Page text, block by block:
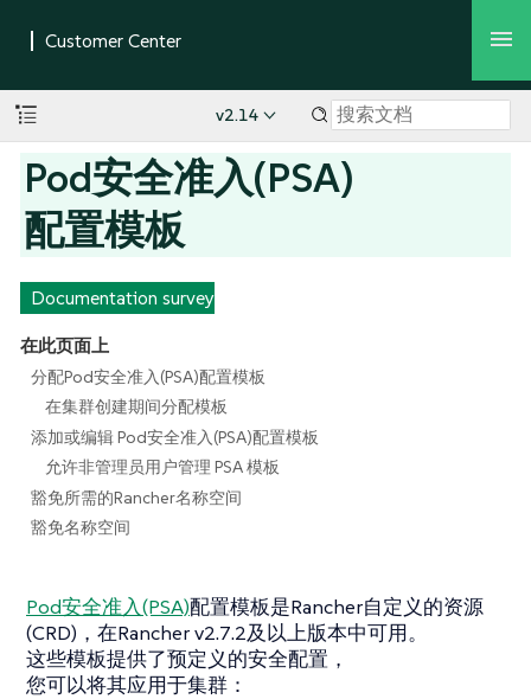
v2.14
Pod安全准入(PSA)
配置模板
Documentation survey
在此页面上
分配Pod安全准入(PSA)配置模板
在集群创建期间分配模板
添加或编辑 Pod安全准入(PSA)配置模板
允许非管理员用户管理 PSA 模板
豁免所需的Rancher名称空间
豁免名称空间
Pod安全准入(PSA)配置模板是Rancher自定义的资源
(CRD)，在Rancher v2.7.2及以上版本中可用。
这些模板提供了预定义的安全配置，
您可以将其应用于集群：